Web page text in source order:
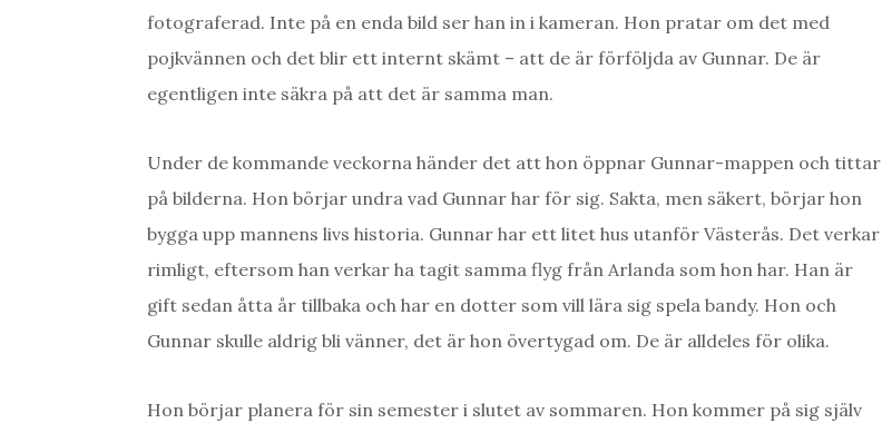
fotograferad. Inte på en enda bild ser han in i kameran. Hon pratar om det med
pojkvännen och det blir ett internt skämt – att de är förföljda av Gunnar. De är
egentligen inte säkra på att det är samma man.
Under de kommande veckorna händer det att hon öppnar Gunnar-mappen och tittar
på bilderna. Hon börjar undra vad Gunnar har för sig. Sakta, men säkert, börjar hon
bygga upp mannens livs historia. Gunnar har ett litet hus utanför Västerås. Det verkar
rimligt, eftersom han verkar ha tagit samma flyg från Arlanda som hon har. Han är
gift sedan åtta år tillbaka och har en dotter som vill lära sig spela bandy. Hon och
Gunnar skulle aldrig bli vänner, det är hon övertygad om. De är alldeles för olika.
Hon börjar planera för sin semester i slutet av sommaren. Hon kommer på sig själv